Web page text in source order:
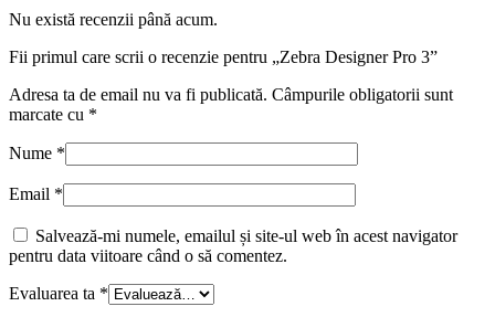
Nu există recenzii până acum.
Fii primul care scrii o recenzie pentru „Zebra Designer Pro 3”
Adresa ta de email nu va fi publicată. Câmpurile obligatorii sunt
marcate cu *
Nume *
Email *
Salvează-mi numele, emailul și site-ul web în acest navigator
pentru data viitoare când o să comentez.
Evaluarea ta *